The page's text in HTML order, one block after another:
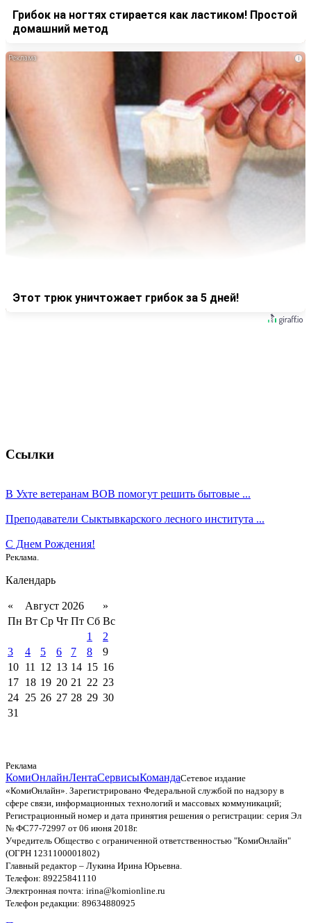
Грибок на ногтях стирается как ластиком! Простой
домашний метод
i
Этот трюк уничтожает грибок за 5 дней!
Ссылки
В Ухте ветеранам ВОВ помогут решить бытовые ...
Преподаватели Сыктывкарского лесного института ...
С Днем Рождения!
Реклама.
Календарь
« Август 2026
»
Пн Вт Ср Чт Пт Сб Вс
1
2
3
4 5 6 7 8
9
10 11 12 13 14 15 16
17 18 19 20 21 22 23
24 25 26 27 28 29 30
31
Реклама
КомиОнлайнЛентаСервисыКомандаСетевое издание
«КомиОнлайн». Зарегистрировано Федеральной службой по надзору в
сфере связи, информационных технологий и массовых коммуникаций;
Регистрационный номер и дата принятия решения о регистрации: серия Эл
№ ФС77-72997 от 06 июня 2018г.
Учредитель Общество с ограниченной ответственностью "КомиОнлайн"
(ОГРН 1231100001802)
Главный редактор – Лукина Ирина Юрьевна.
Телефон: 89225841110
Электронная почта: irina@komionline.ru
Телефон редакции: 89634880925